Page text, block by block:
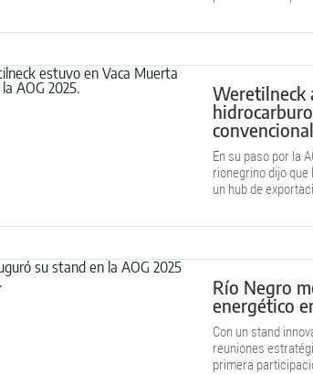
Weretilneck
convencional
En su paso por la
rionegrino dijo
un hub de
Río Negro
energético
Con un stand
reuniones
primera